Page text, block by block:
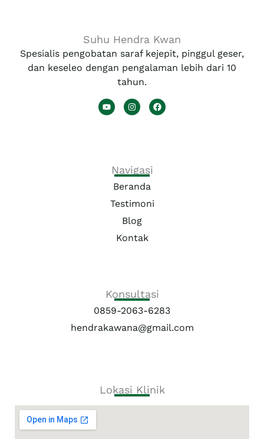
Suhu Hendra Kwan
Spesialis pengobatan saraf kejepit, pinggul geser,
dan keseleo dengan pengalaman lebih dari 10
tahun.
Y
o
I
n
m
F
a
Navigasi
Beranda
Testimoni
Blog
Kontak
Konsultasi
0859-2063-6283
hendrakawana@gmail.com
Lokasi Klinik